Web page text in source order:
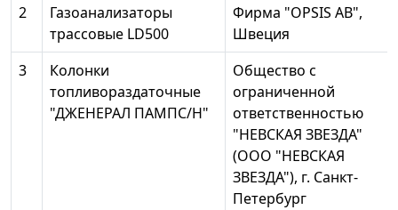
2
Газоанализаторы
трассовые LD500
Фирма "OPSIS АВ",
Швеция
3
Колонки
топливораздаточные
"ДЖЕНЕРАЛ ПАМПС/Н"
Общество с
ограниченной
ответственностью
"НЕВСКАЯ ЗВЕЗДА"
(ООО "НЕВСКАЯ
ЗВЕЗДА"), г. Санкт-
Петербург